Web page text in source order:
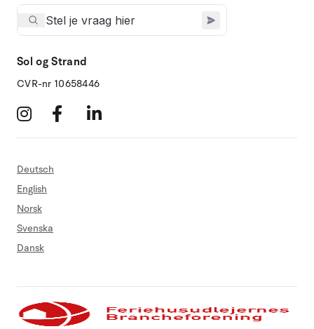
Sol og Strand
CVR-nr 10658446
Deutsch
English
Norsk
Svenska
Dansk